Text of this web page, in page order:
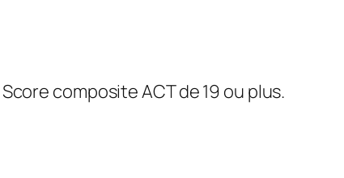
composite ACT de 19 ou plus.